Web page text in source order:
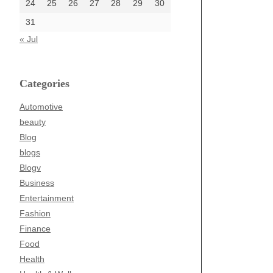
24
25 26 27 28 29
30
31
« Jul
Categories
Automotive
beauty
Blog
blogs
Blogv
Business
Entertainment
Fashion
Finance
Food
Health